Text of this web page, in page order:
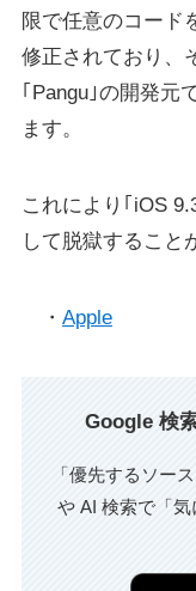
限で任意のコード
修正されており、
｢Pangu｣の開発元
ます。
これにより｢iOS
して脱獄すること
・ Apple
Google 検
「優先するソー
や AI 検索で「